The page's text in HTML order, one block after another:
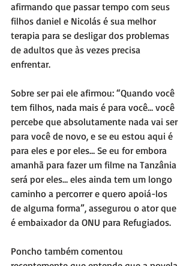
afirmando que passar tempo com seus
filhos daniel e Nicolás é sua melhor
terapia para se desligar dos problemas
de adultos que às vezes precisa
enfrentar.
Sobre ser pai ele afirmou: “Quando você
tem filhos, nada mais é para você… você
percebe que absolutamente nada vai ser
para você de novo, e se eu estou aqui é
para eles e por eles… Se eu for embora
amanhã para fazer um filme na Tanzânia
será por eles… eles ainda tem um longo
caminho a percorrer e quero apoiá-los
de alguma forma”, assegurou o ator que
é embaixador da ONU para Refugiados.
Poncho também comentou